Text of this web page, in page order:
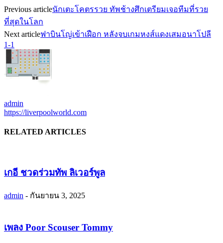
Previous articleนักเตะโคตรรวย ทัพช้างศึกเตรียมเจอทีมที่รวย
ที่สุดในโลก
Next articleฟาบินโญ่เข้าเฝือก หลังจบเกมหงส์แดงเสมอนาโปลี
1-1
admin
https://liverpoolworld.com
RELATED ARTICLES
เกอี ชวดร่วมทัพ ลิเวอร์พูล
admin - กันยายน 3, 2025
เพลง Poor Scouser Tommy